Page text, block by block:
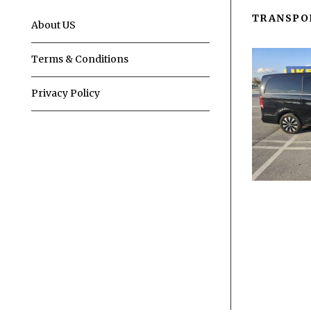
About US
Terms & Conditions
Privacy Policy